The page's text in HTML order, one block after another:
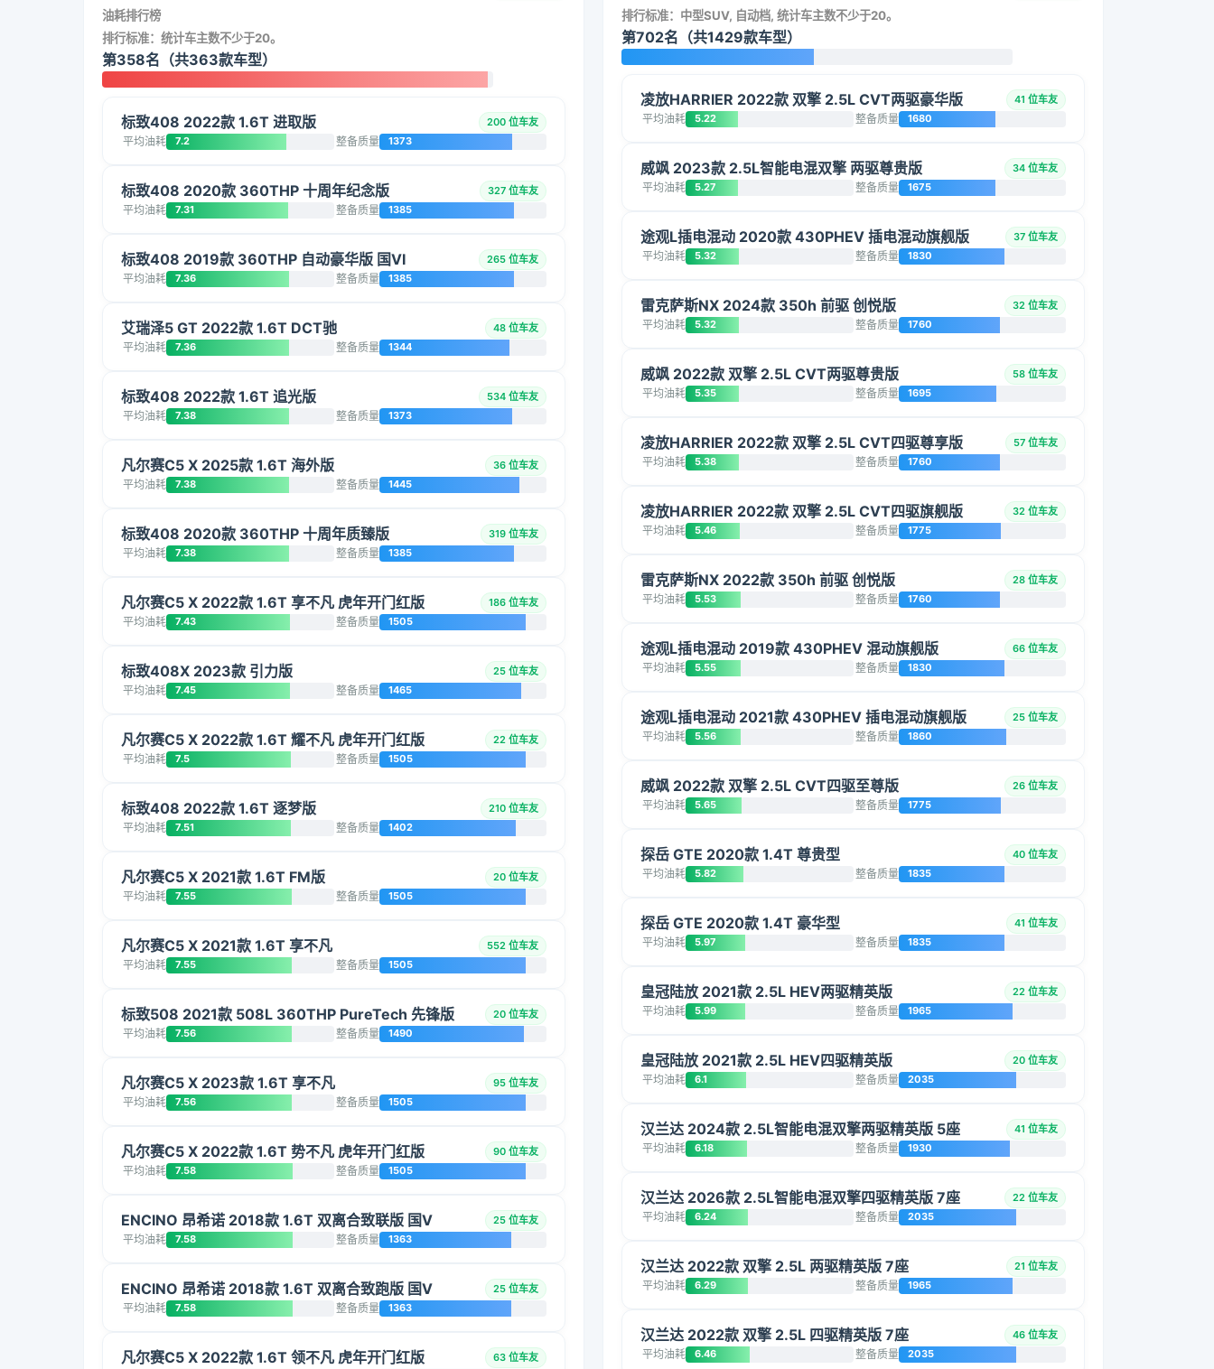
油耗排行榜
排行标准：统计车主数不少于20。
第358名（共363款车型）
标致408 2022款 1.6T 进取版 200 位车友
平均油耗 7.2 整备质量 1373
标致408 2020款 360THP 十周年纪念版 327 位车友
平均油耗 7.31 整备质量 1385
标致408 2019款 360THP 自动豪华版 国VI 265 位车友
平均油耗 7.36 整备质量 1385
艾瑞泽5 GT 2022款 1.6T DCT驰 48 位车友
平均油耗 7.36 整备质量 1344
标致408 2022款 1.6T 追光版 534 位车友
平均油耗 7.38 整备质量 1373
凡尔赛C5 X 2025款 1.6T 海外版 36 位车友
平均油耗 7.38 整备质量 1445
标致408 2020款 360THP 十周年质臻版 319 位车友
平均油耗 7.38 整备质量 1385
凡尔赛C5 X 2022款 1.6T 享不凡 虎年开门红版 186 位车友
平均油耗 7.43 整备质量 1505
标致408X 2023款 引力版 25 位车友
平均油耗 7.45 整备质量 1465
凡尔赛C5 X 2022款 1.6T 耀不凡 虎年开门红版 22 位车友
平均油耗 7.5 整备质量 1505
标致408 2022款 1.6T 逐梦版 210 位车友
平均油耗 7.51 整备质量 1402
凡尔赛C5 X 2021款 1.6T FM版 20 位车友
平均油耗 7.55 整备质量 1505
凡尔赛C5 X 2021款 1.6T 享不凡 552 位车友
平均油耗 7.55 整备质量 1505
标致508 2021款 508L 360THP PureTech 先锋版 20 位车友
平均油耗 7.56 整备质量 1490
凡尔赛C5 X 2023款 1.6T 享不凡 95 位车友
平均油耗 7.56 整备质量 1505
凡尔赛C5 X 2022款 1.6T 势不凡 虎年开门红版 90 位车友
平均油耗 7.58 整备质量 1505
ENCINO 昂希诺 2018款 1.6T 双离合致联版 国V 25 位车友
平均油耗 7.58 整备质量 1363
ENCINO 昂希诺 2018款 1.6T 双离合致跑版 国V 25 位车友
平均油耗 7.58 整备质量 1363
凡尔赛C5 X 2022款 1.6T 领不凡 虎年开门红版 63 位车友
排行标准：中型SUV, 自动档, 统计车主数不少于20。
第702名（共1429款车型）
凌放HARRIER 2022款 双擎 2.5L CVT两驱豪华版 41 位车友
平均油耗 5.22 整备质量 1680
威飒 2023款 2.5L智能电混双擎 两驱尊贵版 34 位车友
平均油耗 5.27 整备质量 1675
途观L插电混动 2020款 430PHEV 插电混动旗舰版 37 位车友
平均油耗 5.32 整备质量 1830
雷克萨斯NX 2024款 350h 前驱 创悦版 32 位车友
平均油耗 5.32 整备质量 1760
威飒 2022款 双擎 2.5L CVT两驱尊贵版 58 位车友
平均油耗 5.35 整备质量 1695
凌放HARRIER 2022款 双擎 2.5L CVT四驱尊享版 57 位车友
平均油耗 5.38 整备质量 1760
凌放HARRIER 2022款 双擎 2.5L CVT四驱旗舰版 32 位车友
平均油耗 5.46 整备质量 1775
雷克萨斯NX 2022款 350h 前驱 创悦版 28 位车友
平均油耗 5.53 整备质量 1760
途观L插电混动 2019款 430PHEV 混动旗舰版 66 位车友
平均油耗 5.55 整备质量 1830
途观L插电混动 2021款 430PHEV 插电混动旗舰版 25 位车友
平均油耗 5.56 整备质量 1860
威飒 2022款 双擎 2.5L CVT四驱至尊版 26 位车友
平均油耗 5.65 整备质量 1775
探岳 GTE 2020款 1.4T 尊贵型 40 位车友
平均油耗 5.82 整备质量 1835
探岳 GTE 2020款 1.4T 豪华型 41 位车友
平均油耗 5.97 整备质量 1835
皇冠陆放 2021款 2.5L HEV两驱精英版 22 位车友
平均油耗 5.99 整备质量 1965
皇冠陆放 2021款 2.5L HEV四驱精英版 20 位车友
平均油耗 6.1 整备质量 2035
汉兰达 2024款 2.5L智能电混双擎两驱精英版 5座 41 位车友
平均油耗 6.18 整备质量 1930
汉兰达 2026款 2.5L智能电混双擎四驱精英版 7座 22 位车友
平均油耗 6.24 整备质量 2035
汉兰达 2022款 双擎 2.5L 两驱精英版 7座 21 位车友
平均油耗 6.29 整备质量 1965
汉兰达 2022款 双擎 2.5L 四驱精英版 7座 46 位车友
平均油耗 6.46 整备质量 2035